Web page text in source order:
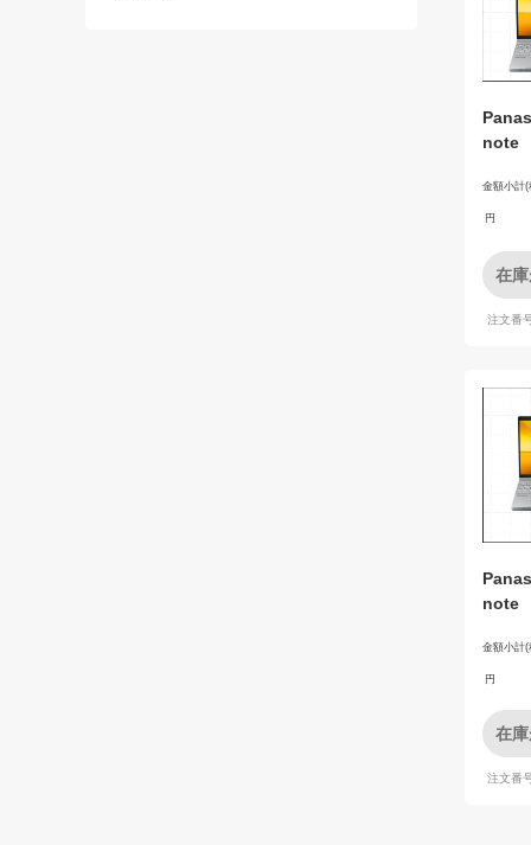
note
金額小計(
円
在
注文番
note
金額小計(
円
在
注文番